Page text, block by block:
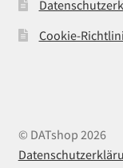
Cookie-
© DATshop 2026